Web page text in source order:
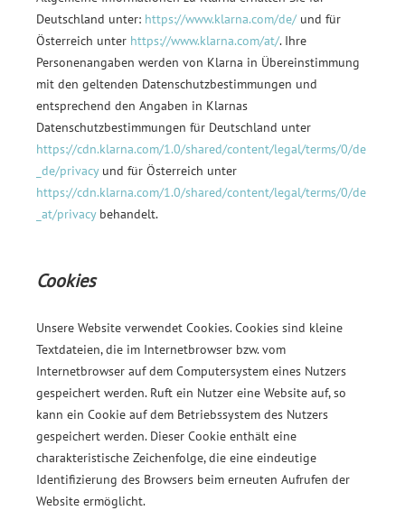
Deutschland unter: https://www.klarna.com/de/und für
Österreich unter https://www.klarna.com/at/. Ihre
Personenangaben werden von Klarna in Übereinstimmung
mit den geltenden Datenschutzbestimmungen und
entsprechend den Angaben in Klarnas
Datenschutzbestimmungen für Deutschland unter
https://cdn.klarna.com/1.0/shared/content/legal/terms/0/de
_de/privacyund für Österreich unter
https://cdn.klarna.com/1.0/shared/content/legal/terms/0/de
_at/privacybehandelt.
Cookies
Unsere Website verwendet Cookies. Cookies sind kleine
Textdateien, die im Internetbrowser bzw. vom
Internetbrowser auf dem Computersystem eines Nutzers
gespeichert werden. Ruft ein Nutzer eine Website auf, so
kann ein Cookie auf dem Betriebssystem des Nutzers
gespeichert werden. Dieser Cookie enthält eine
charakteristische Zeichenfolge, die eine eindeutige
Identifizierung des Browsers beim erneuten Aufrufen der
Website ermöglicht.